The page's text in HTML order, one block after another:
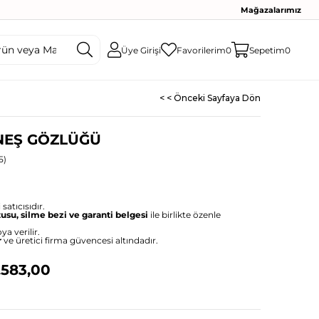
Mağazalarımız
Üye Girişi Favorilerim0 Sepetim0
< < Önceki Sayfaya Dön
GÖZLÜĞÜ
silme bezi ve garanti belgesi ile birlikte özenle
verilir.
ve üretici firma güvencesi altındadır.